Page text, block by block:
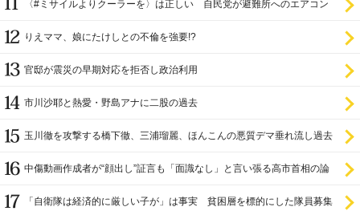
〈#ミサイルよりクーラーを〉は正しい 自民党が避難所へのエアコン
りえママ、娘にたけしとの不倫を強要!?
官邸が震災の早期対応を拒否し政治利用
市川沙耶と熱愛・野島アナに二股の過去
玉川徹を攻撃する橋下徹、三浦瑠麗、ほんこんの悪質デマ垂れ流し過去
中傷動画作成者が“顔出し”証言も「面識なし」と言い張る高市首相の論
「自衛隊は経済的に厳しい子が」は事実 貧困層を標的にした隊員募集